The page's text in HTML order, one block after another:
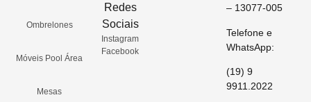
Ombrelones
Móveis Pool Área
Mesas
Redes
Sociais
Instagram
Facebook
– 13077-005
Telefone e
WhatsApp:
(19) 9
9911.2022